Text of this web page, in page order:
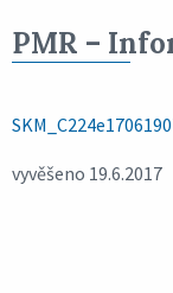
PMR –
vyvěšeno 19.6.2017